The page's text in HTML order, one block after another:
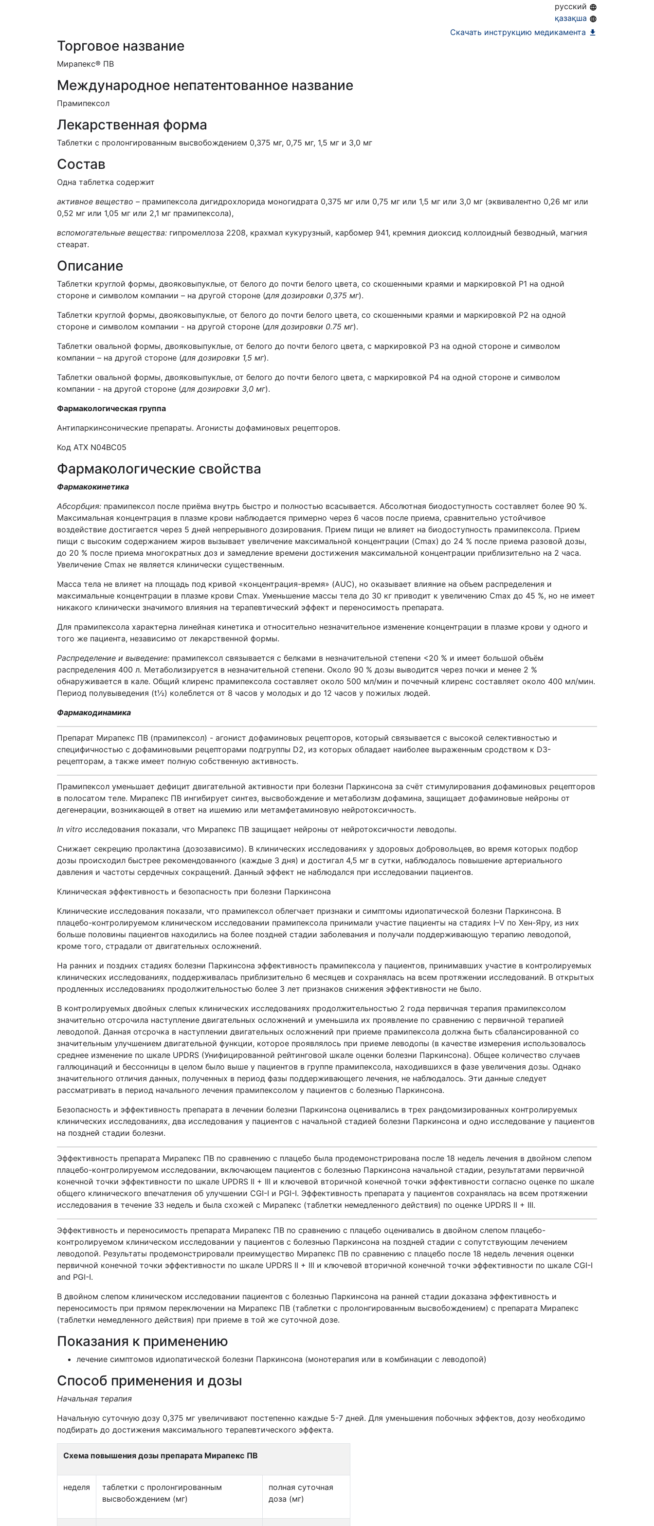
русский
қазақша
Скачать инструкцию медикамента
Торговое название
Мирапекс® ПВ
Международное непатентованное название
Прамипексол
Лекарственная форма
Таблетки c пролонгированным высвобождением 0,375 мг, 0,75 мг, 1,5 мг и 3,0 мг
Состав
Одна таблетка содержит
активное вещество – прамипексола дигидрохлорида моногидрата 0,375 мг или 0,75 мг или 1,5 мг или 3,0 мг (эквивалентно 0,26 мг или
0,52 мг или 1,05 мг или 2,1 мг прамипексола),
вспомогательные вещества: гипромеллоза 2208, крахмал кукурузный, карбомер 941, кремния диоксид коллоидный безводный, магния
стеарат.
Описание
Таблетки круглой формы, двояковыпуклые, от белого до почти белого цвета, со скошенными краями и маркировкой Р1 на одной
стороне и символом компании – на другой стороне (для дозировки 0,375 мг).
Таблетки круглой формы, двояковыпуклые, от белого до почти белого цвета, со скошенными краями и маркировкой Р2 на одной
стороне и символом компании - на другой стороне (для дозировки 0.75 мг).
Таблетки овальной формы, двояковыпуклые, от белого до почти белого цвета, с маркировкой Р3 на одной стороне и символом
компании – на другой стороне (для дозировки 1,5 мг).
Таблетки овальной формы, двояковыпуклые, от белого до почти белого цвета, с маркировкой Р4 на одной стороне и символом
компании - на другой стороне (для дозировки 3,0 мг).
Фармакологическая группа
Антипаркинсонические препараты. Агонисты дофаминовых рецепторов.
Код ATХ N04BC05
Фармакологические свойства
Фармакокинетика
Абсорбция: прамипексол после приёма внутрь быстро и полностью всасывается. Абсолютная биодоступность составляет более 90 %.
Максимальная концентрация в плазме крови наблюдается примерно через 6 часов после приема, сравнительно устойчивое
воздействие достигается через 5 дней непрерывного дозирования. Прием пищи не влияет на биодоступность прамипексола. Прием
пищи с высоким содержанием жиров вызывает увеличение максимальной концентрации (Cmax) до 24 % после приема разовой дозы,
до 20 % после приема многократных доз и замедление времени достижения максимальной концентрации приблизительно на 2 часа.
Увеличение Cmax не является клинически существенным.
Масса тела не влияет на площадь под кривой «концентрация-время» (AUC), но оказывает влияние на объем распределения и
максимальные концентрации в плазме крови Сmax. Уменьшение массы тела до 30 кг приводит к увеличению Сmax до 45 %, но не имеет
никакого клинически значимого влияния на терапевтический эффект и переносимость препарата.
Для прамипексола характерна линейная кинетика и относительно незначительное изменение концентрации в плазме крови у одного и
того же пациента, независимо от лекарственной формы.
Распределение и выведение: прамипексол связывается с белками в незначительной степени <20 % и имеет большой объём
распределения 400 л. Метаболизируется в незначительной степени. Около 90 % дозы выводится через почки и менее 2 %
обнаруживается в кале. Общий клиренс прамипексола составляет около 500 мл/мин и почечный клиренс составляет около 400 мл/мин.
Период полувыведения (t½) колеблется от 8 часов у молодых и до 12 часов у пожилых людей.
Фармакодинамика
Препарат Мирапекс ПВ (прамипексол) - агонист дофаминовых рецепторов, который связывается с высокой селективностью и
специфичностью с дофаминовыми рецепторами подгруппы D2, из которых обладает наиболее выраженным сродством к D3-
рецепторам, а также имеет полную собственную активность.
Прамипексол уменьшает дефицит двигательной активности при болезни Паркинсона за счёт стимулирования дофаминовых рецепторов
в полосатом теле. Мирапекс ПВ ингибирует синтез, высвобождение и метаболизм дофамина, защищает дофаминовые нейроны от
дегенерации, возникающей в ответ на ишемию или метамфетаминовую нейротоксичность.
In vitro исследования показали, что Мирапекс ПВ защищает нейроны от нейротоксичности леводопы.
Снижает секрецию пролактина (дозозависимо). В клинических исследованиях у здоровых добровольцев, во время которых подбор
дозы происходил быстрее рекомендованного (каждые 3 дня) и достигал 4,5 мг в сутки, наблюдалось повышение артериального
давления и частоты сердечных сокращений. Данный эффект не наблюдался при исследовании пациентов.
Клиническая эффективность и безопасность при болезни Паркинсона
Клинические исследования показали, что прамипексол облегчает признаки и симптомы идиопатической болезни Паркинсона. В
плацебо-контролируемом клиническом исследовании прамипексола принимали участие пациенты на стадиях I–V по Хен-Яру, из них
больше половины пациентов находились на более поздней стадии заболевания и получали поддерживающую терапию леводопой,
кроме того, страдали от двигательных осложнений.
На ранних и поздних стадиях болезни Паркинсона эффективность прамипексола у пациентов, принимавших участие в контролируемых
клинических исследованиях, поддерживалась приблизительно 6 месяцев и сохранялась на всем протяжении исследований. В открытых
продленных исследованиях продолжительностью более 3 лет признаков снижения эффективности не было.
В контролируемых двойных слепых клинических исследованиях продолжительностью 2 года первичная терапия прамипексолом
значительно отсрочила наступление двигательных осложнений и уменьшила их проявление по сравнению с первичной терапией
леводопой. Данная отсрочка в наступлении двигательных осложнений при приеме прамипексола должна быть сбалансированной со
значительным улучшением двигательной функции, которое проявлялось при приеме леводопы (в качестве измерения использовалось
среднее изменение по шкале UPDRS (Унифицированной рейтинговой шкале оценки болезни Паркинсона). Общее количество случаев
галлюцинаций и бессонницы в целом было выше у пациентов в группе прамипексола, находившихся в фазе увеличения дозы. Однако
значительного отличия данных, полученных в период фазы поддерживающего лечения, не наблюдалось. Эти данные следует
рассматривать в период начального лечения прамипексолом у пациентов с болезнью Паркинсона.
Безопасность и эффективность препарата в лечении болезни Паркинсона оценивались в трех рандомизированных контролируемых
клинических исследованиях, два исследования у пациентов с начальной стадией болезни Паркинсона и одно исследование у пациентов
на поздней стадии болезни.
Эффективность препарата Мирапекс ПВ по сравнению с плацебо была продемонстрирована после 18 недель лечения в двойном слепом
плацебо-контролируемом исследовании, включающем пациентов с болезнью Паркинсона начальной стадии, результатами первичной
конечной точки эффективности по шкале UPDRS II + III и ключевой вторичной конечной точки эффективности согласно оценке по шкале
общего клинического впечатления об улучшении CGI-I и PGI-I. Эффективность препарата у пациентов сохранялась на всем протяжении
исследования в течение 33 недель и была схожей с Мирапекс (таблетки немедленного действия) по оценке UPDRS II + III.
Эффективность и переносимость препарата Мирапекс ПВ по сравнению с плацебо оценивались в двойном слепом плацебо-
контролируемом клиническом исследовании у пациентов с болезнью Паркинсона на поздней стадии с сопутствующим лечением
леводопой. Результаты продемонстрировали преимущество Мирапекс ПВ по сравнению с плацебо после 18 недель лечения оценки
первичной конечной точки эффективности по шкале UPDRS II + III и ключевой вторичной конечной точки эффективности по шкале CGI-I
and PGI-I.
В двойном слепом клиническом исследовании пациентов с болезнью Паркинсона на ранней стадии доказана эффективность и
переносимость при прямом переключении на Мирапекс ПВ (таблетки с пролонгированным высвобождением) с препарата Мирапекс
(таблетки немедленного действия) при приеме в той же суточной дозе.
Показания к применению
лечение симптомов идиопатической болезни Паркинсона (монотерапия или в комбинации с леводопой)
Способ применения и дозы
Начальная терапия
Начальную суточную дозу 0,375 мг увеличивают постепенно каждые 5-7 дней. Для уменьшения побочных эффектов, дозу необходимо
подбирать до достижения максимального терапевтического эффекта.
Схема повышения дозы препарата Мирапекс ПВ
неделя
таблетки с пролонгированным
высвобождением (мг)
полная суточная
доза (мг)